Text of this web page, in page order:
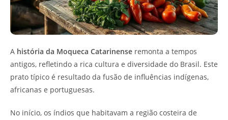
A história da Moqueca Catarinense remonta a tempos
antigos, refletindo a rica cultura e diversidade do Brasil. Este
prato típico é resultado da fusão de influências indígenas,
africanas e portuguesas.
No início, os índios que habitavam a região costeira de